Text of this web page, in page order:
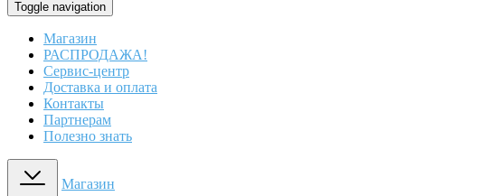
Toggle navigation
Магазин
РАСПРОДАЖА!
Сервис-центр
Доставка и оплата
Контакты
Партнерам
Полезно знать
Магазин